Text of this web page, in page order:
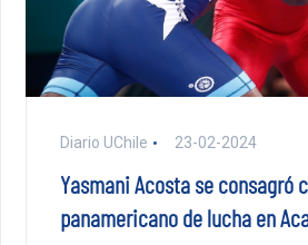
Diario UChile 23-02-2024
Yasmani Acosta se consagró
panamericano de lucha en